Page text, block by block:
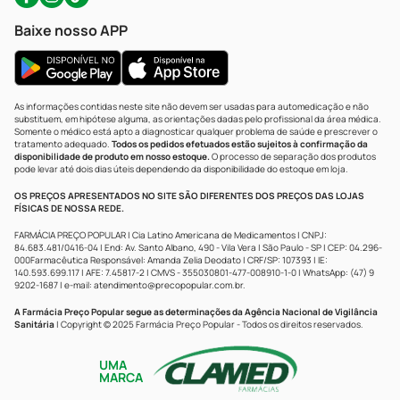
Baixe nosso APP
As informações contidas neste site não devem ser usadas para automedicação e não
substituem, em hipótese alguma, as orientações dadas pelo profissional da área médica.
Somente o médico está apto a diagnosticar qualquer problema de saúde e prescrever o
tratamento adequado. Todos os pedidos efetuados estão sujeitos à confirmação da
disponibilidade de produto em nosso estoque.O processo de separação dos produtos
pode levar até dois dias úteis dependendo da disponibilidade do estoque em loja.
OS PREÇOS APRESENTADOS NO SITE SÃO DIFERENTES DOS PREÇOS DAS LOJAS
FÍSICAS DE NOSSA REDE.
FARMÁCIA PREÇO POPULAR | Cia Latino Americana de Medicamentos | CNPJ:
84.683.481/0416-04 | End: Av. Santo Albano, 490 - Vila Vera | São Paulo - SP | CEP: 04.296-
000Farmacêutica Responsável: Amanda Zelia Deodato | CRF/SP: 107393 | IE:
140.593.699.117 | AFE: 7.45817-2 | CMVS - 355030801-477-008910-1-0 | WhatsApp: (47) 9
9202-1687 | e-mail: atendimento@precopopular.com.br.
A Farmácia Preço Popular segue as determinações da Agência Nacional de Vigilância
Sanitária | Copyright © 2025 Farmácia Preço Popular - Todos os direitos reservados.
UMA
MARCA